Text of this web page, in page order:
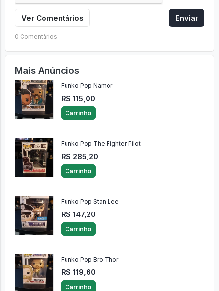
Ver Comentários Enviar
0 Comentários
Mais Anúncios
Funko Pop Namor
R$ 115,00
Carrinho
Funko Pop The Fighter Pilot
R$ 285,20
Carrinho
Funko Pop Stan Lee
R$ 147,20
Carrinho
Funko Pop Bro Thor
R$ 119,60
Carrinho